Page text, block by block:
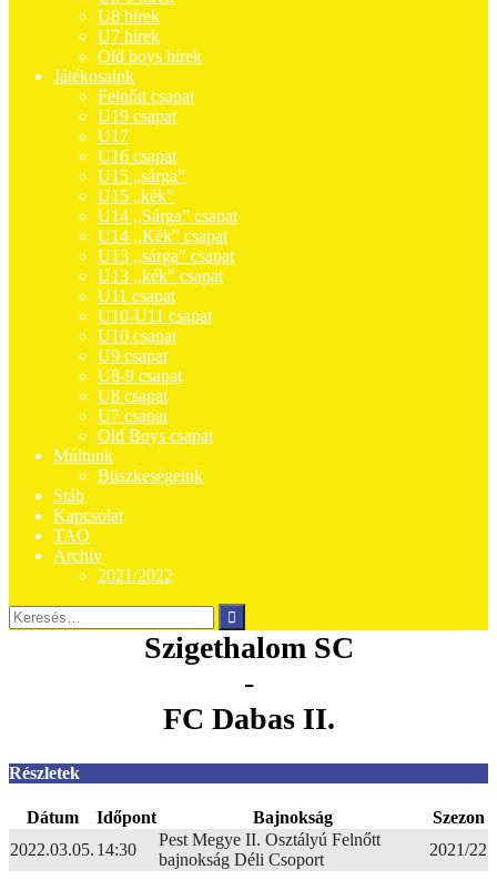
U8 hírek
U7 hírek
Old boys hírek
Játékosaink
Felnőtt csapat
U19 csapat
U17
U16 csapat
U15 „sárga”
U15 „kék”
U14 ,,Sárga” csapat
U14 ,,Kék” csapat
U13 ,,sárga” csapat
U13 ,,kék” csapat
U11 csapat
U10-U11 csapat
U10 csapat
U9 csapat
U8-9 csapat
U8 csapat
U7 csapat
Old Boys csapat
Múltunk
Büszkeségeink
Stáb
Kapcsolat
TAO
Archív
2021/2022
Keresés:
Szigethalom SC
-
FC Dabas II.
Részletek
Dátum Időpont Bajnokság
Szezon
2022.03.05. 14:30
Pest Megye II. Osztályú Felnőtt
bajnokság Déli Csoport
2021/22